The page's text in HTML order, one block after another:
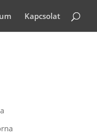
Kapcsolat